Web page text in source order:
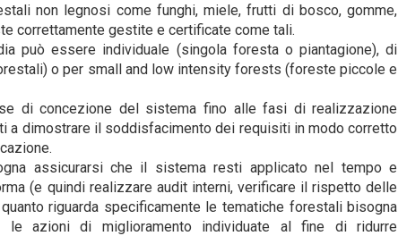
non legnosi come funghi, miele, frutti di bosco, gomme,
correttamente gestite e certificate come tali.
può essere individuale (singola foresta o piantagione), di
o per small and low intensity forests (foreste piccole e
di concezione del sistema fino alle fasi di realizzazione
a dimostrare il soddisfacimento dei requisiti in modo corretto
assicurarsi che il sistema resti applicato nel tempo e
(e quindi realizzare audit interni, verificare il rispetto delle
riguarda specificamente le tematiche forestali bisogna
azioni di miglioramento individuate al fine di ridurre